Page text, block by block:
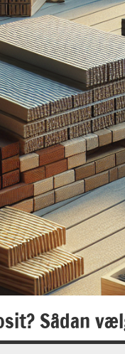
Sådan